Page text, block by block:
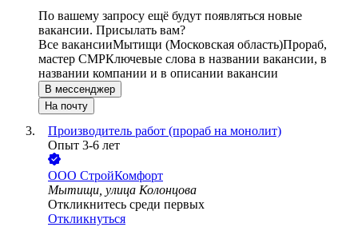
По вашему запросу ещё будут появляться новые
вакансии. Присылать вам?
Все вакансииМытищи (Московская область)Прораб,
мастер СМРКлючевые слова в названии вакансии, в
названии компании и в описании вакансии
В мессенджер
На почту
Производитель работ (прораб на монолит)
Опыт 3-6 лет
ООО СтройКомфорт
Мытищи, улица Колонцова
Откликнитесь среди первых
Откликнуться